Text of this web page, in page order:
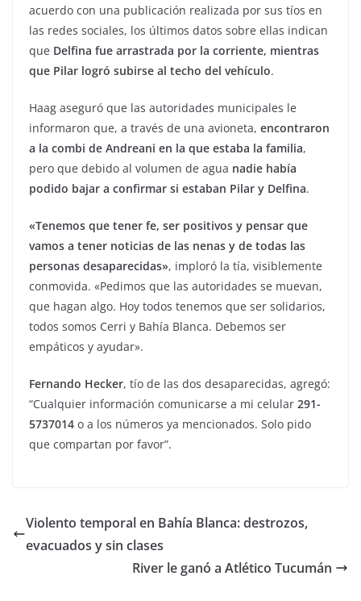
acuerdo con una publicación realizada por sus tíos en
las redes sociales, los últimos datos sobre ellas indican
que Delfina fue arrastrada por la corriente, mientras
que Pilar logró subirse al techo del vehículo.
Haag aseguró que las autoridades municipales le
informaron que, a través de una avioneta, encontraron
a la combi de Andreani en la que estaba la familia,
pero que debido al volumen de agua nadie había
podido bajar a confirmar si estaban Pilar y Delfina.
«Tenemos que tener fe, ser positivos y pensar que
vamos a tener noticias de las nenas y de todas las
personas desaparecidas», imploró la tía, visiblemente
conmovida. «Pedimos que las autoridades se muevan,
que hagan algo. Hoy todos tenemos que ser solidarios,
todos somos Cerri y Bahía Blanca. Debemos ser
empáticos y ayudar».
Fernando Hecker, tío de las dos desaparecidas, agregó:
“Cualquier información comunicarse a mi celular 291-
5737014 o a los números ya mencionados. Solo pido
que compartan por favor”.
Violento temporal en Bahía Blanca: destrozos,
evacuados y sin clases
River le ganó a Atlético Tucumán